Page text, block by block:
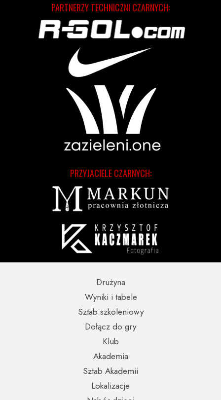
PRZYJACIELE CZARNYCH:
PARTNERZY TECHNICZNI CZARNYCH:
Wyniki i tabele
Lokalizacje
Sztab szkoleniowy
Sztab Akademii
Dołącz do gry
Drużyna
Akademia
Klub